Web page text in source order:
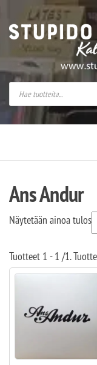
Stupido
Ans Andur
Näytetään ainoa tulos
Tuotteet 1 - 1 /1.